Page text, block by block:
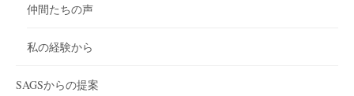
仲間たちの声
私の経験から
SAGSからの提案